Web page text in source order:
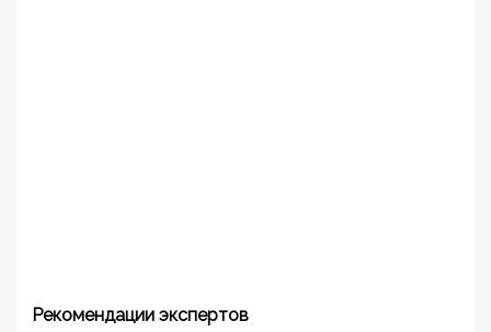
Рекомендации экспертов